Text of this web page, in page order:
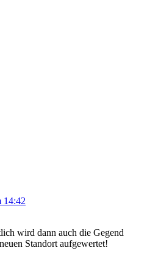
14:42
wird dann auch die Gegend
Standort aufgewertet!